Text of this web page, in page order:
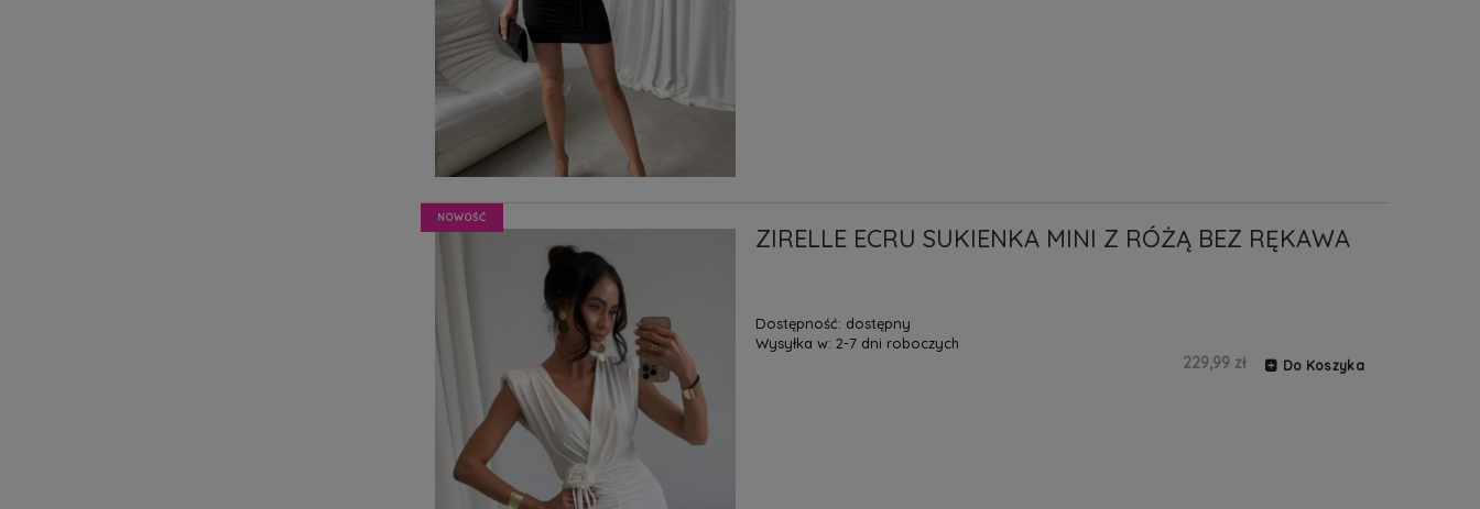
ZIRELLE ECRU SUKIENKA MINI Z RÓŻĄ BEZ RĘKAWA
Dostępność: dostępny
Wysyłka w: 2-7 dni roboczych
229,99 zł Do Koszyka
NOWOŚĆ